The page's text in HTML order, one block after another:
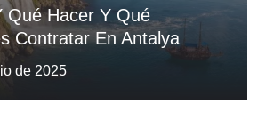
Qué Hacer Y Qué
Contratar En Antalya
de 2025